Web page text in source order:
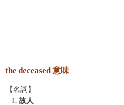
the deceased 意味
【名詞】
1. 故人